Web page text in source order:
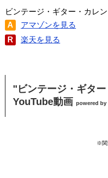
ビンテージ・ギター・カレ
A
アマゾンを見る
R
楽天を見る
"ビンテージ・ギタ
YouTube動画 powered by
※関